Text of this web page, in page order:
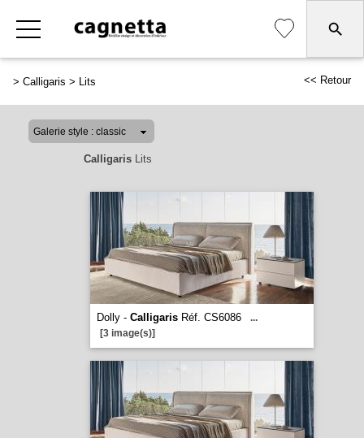
> Calligaris > Lits << Retour
CalligarisLits
Dolly - CalligarisRéf. CS6086
...
[3 image(s)]